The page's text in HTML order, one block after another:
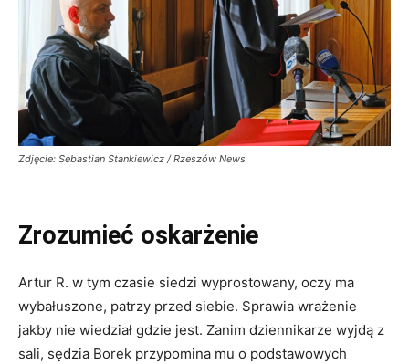
Zdjęcie: Sebastian Stankiewicz / Rzeszów News
Zrozumieć oskarżenie
Artur R. w tym czasie siedzi wyprostowany, oczy ma
wybałuszone, patrzy przed siebie. Sprawia wrażenie
jakby nie wiedział gdzie jest. Zanim dziennikarze wyjdą z
sali, sędzia Borek przypomina mu o podstawowych